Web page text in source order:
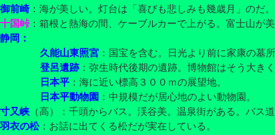
御前崎：海が美しい。灯台は「喜びも悲しみも幾歳月」のだ。
十国峠：箱根と熱海の間、ケーブルカーで上がる。富士山が
静岡：
久能山東照宮 ：国宝を含む。日光より前に家康の墓
登呂遺跡：弥生時代後期の遺跡。博物館はそう大き
日本平 ：海に近い標高３００ｍの展望地。
日本平動物園 ：中規模だが居心地のよい動物園。
寸又峡 （高）：千頭からバス。渓谷美。温泉街がある。バス
羽衣の松：お話に出てくる松だが実在している。